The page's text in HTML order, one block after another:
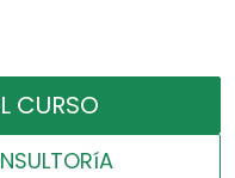
CURSO